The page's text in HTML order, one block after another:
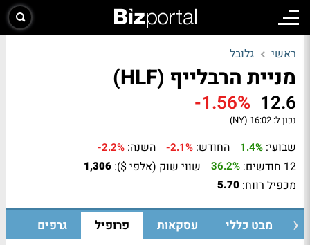
ראשי גלובל
מניית הרבלייף (HLF)
12.6
-1.56%
נכון ל: 16:02 (NY)
שבועי: 1.4% החודש: -2.1% השנה: -2.2%
12 חודשים: 36.2% שווי שוק (אלפי $): 1,306
מכפיל רווח: 5.70
מבט כללי עסקאות פרופיל גרפים